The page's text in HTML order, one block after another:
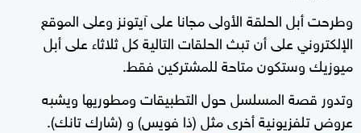
وطرحت أبل الحلقة الأولى مجانا على آيتونز وعلى الموقع
الإلكتروني على أن تبث الحلقات التالية كل ثلاثاء على أبل
ميوزيك وستكون متاحة للمشتركين فقط.
وتدور قصة المسلسل حول التطبيقات ومطوريها ويشبه
عروض تلفزيونية أخرى مثل (ذا فويس) و (شارك تانك).